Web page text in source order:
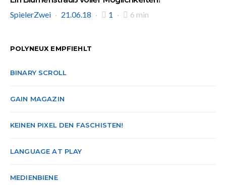
SpielerZwei
21.06.18 1 6 min
POLYNEUX EMPFIEHLT
BINARY SCROLL
GAIN MAGAZIN
KEINEN PIXEL DEN FASCHISTEN!
LANGUAGE AT PLAY
MEDIENBIENE